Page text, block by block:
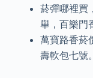
菸彈哪裡買
舉，百樂門
萬寶路香菸
壽軟包七號。